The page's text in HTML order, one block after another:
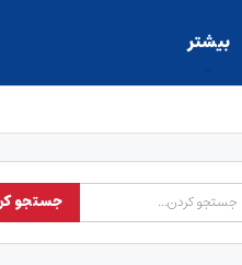
بیشتر